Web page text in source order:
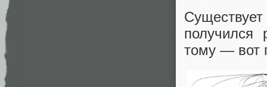
получился
тому — вот